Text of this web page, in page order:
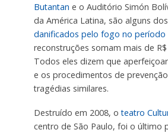
Butantan e o Auditório Simón
da América Latina, são alguns dos
danificados pelo fogo no período
reconstruções somam mais de
Todos eles dizem que
e os procedimentos de
tragédias similares.
Destruído em 2008, o teatro
centro de São Paulo, foi o último